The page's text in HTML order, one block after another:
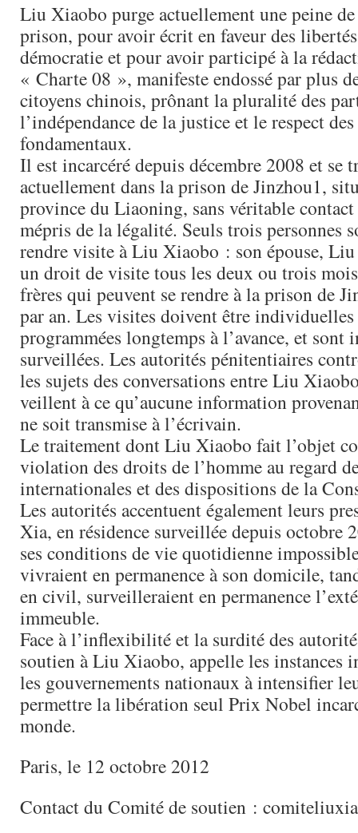
Liu Xiaobo purge actuellement une peine de
prison, pour avoir écrit en faveur des
démocratie et pour avoir participé à la
« Charte 08 », manifeste endossé par plus
citoyens chinois, prônant la pluralité des
l’indépendance de la justice et le respect
fondamentaux.
Il est incarcéré depuis décembre 2008 et se
actuellement dans la prison de Jinzhou1,
province du Liaoning, sans véritable contact
mépris de la légalité. Seuls trois personnes
rendre visite à Liu Xiaobo : son épouse,
un droit de visite tous les deux ou trois
frères qui peuvent se rendre à la prison de
par an. Les visites doivent être
programmées longtemps à l’avance, et sont
surveillées. Les autorités pénitentiaires
les sujets des conversations entre Liu
veillent à ce qu’aucune information
ne soit transmise à l’écrivain.
Le traitement dont Liu Xiaobo fait l’objet
violation des droits de l’homme au regard
internationales et des dispositions de la
Les autorités accentuent également leurs
Xia, en résidence surveillée depuis octobre
ses conditions de vie quotidienne
vivraient en permanence à son domicile,
en civil, surveilleraient en permanence
immeuble.
Face à l’inflexibilité et la surdité des
soutien à Liu Xiaobo, appelle les instances
les gouvernements nationaux à intensifier
permettre la libération seul Prix Nobel
monde.
Paris, le 12 octobre 2012
Contact du Comité de soutien :